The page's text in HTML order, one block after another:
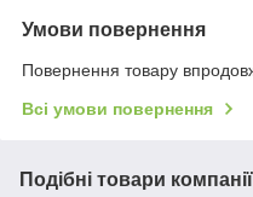
Умови повернення
Повернення товару
Всі умови повернення
Подібні товари компанії